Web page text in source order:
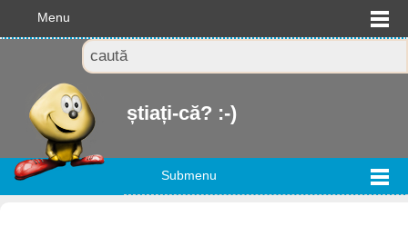
Menu
știați-că? :-)
Submenu